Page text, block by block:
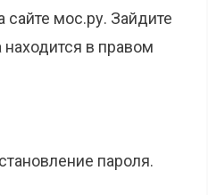
мос.ру. Зайдите
находится в правом
пароля.